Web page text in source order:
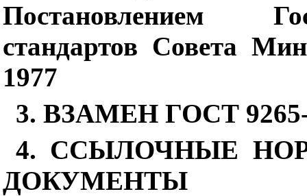
Постановлением
стандартов Совета
1977
3. ВЗАМЕН ГОСТ
4. ССЫЛОЧНЫЕ
ДОКУМЕНТЫ